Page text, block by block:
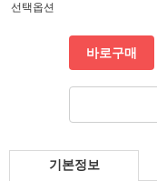
선택옵션
바로구매
기본정보